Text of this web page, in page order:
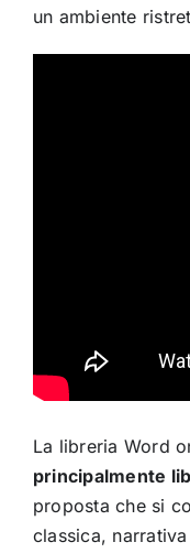
un ambiente
La libreria Word
principalmente
proposta che si
classica,